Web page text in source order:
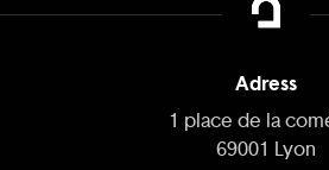
Adress
1 place de la
69001 Lyon